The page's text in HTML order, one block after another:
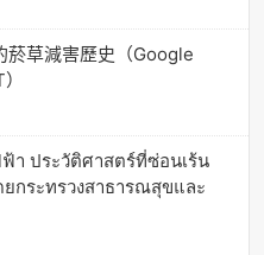
菸草減害歷史（Google
า ประวัติศาสตร์ที่ซ่อนเร้น
กระทรวงสาธารณสุขและ